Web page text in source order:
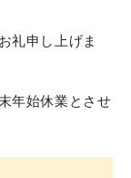
礼申し上げま
年始休業とさせ